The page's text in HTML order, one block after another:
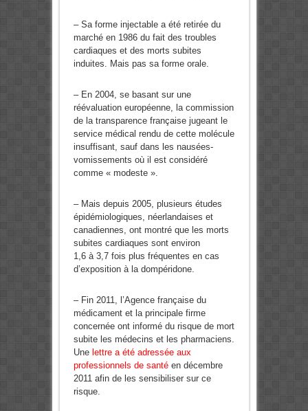
– Sa forme injectable a été retirée du
marché en 1986 du fait des troubles
cardiaques et des morts subites
induites. Mais pas sa forme orale.
– En 2004, se basant sur une
réévaluation européenne, la commission
de la transparence française jugeant le
service médical rendu de cette molécule
insuffisant, sauf dans les nausées-
vomissements où il est considéré
comme « modeste ».
– Mais depuis 2005, plusieurs études
épidémiologiques, néerlandaises et
canadiennes, ont montré que les morts
subites cardiaques sont environ
1,6 à 3,7 fois plus fréquentes en cas
d’exposition à la dompéridone.
– Fin 2011, l’Agence française du
médicament et la principale firme
concernée ont informé du risque de mort
subite les médecins et les pharmaciens.
Une lettre a été adressée aux
professionnels de santéen décembre
2011 afin de les sensibiliser sur ce
risque.